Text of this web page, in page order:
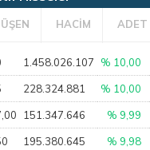
HACİM ADET
1.458.026.107 % 10,00
228.324.881 % 10,00
151.347.646 % 9,99
195.380.645 % 9,98